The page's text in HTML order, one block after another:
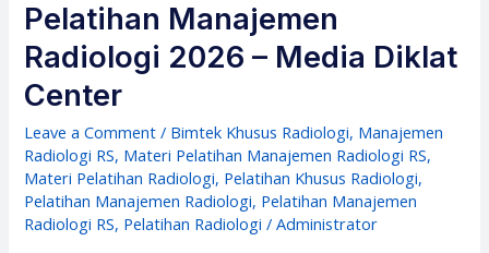
Pelatihan Manajemen
Radiologi 2026 – Media Diklat
Center
Leave a Comment / Bimtek Khusus Radiologi, Manajemen
Radiologi RS, Materi Pelatihan Manajemen Radiologi RS,
Materi Pelatihan Radiologi, Pelatihan Khusus Radiologi,
Pelatihan Manajemen Radiologi, Pelatihan Manajemen
Radiologi RS, Pelatihan Radiologi /Administrator